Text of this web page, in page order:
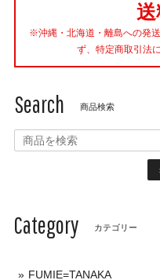
※沖縄・北海道・離島への発
ず、特定商取引法
Search 商品検索
Category カテゴリー
FUMIE=TANAKA